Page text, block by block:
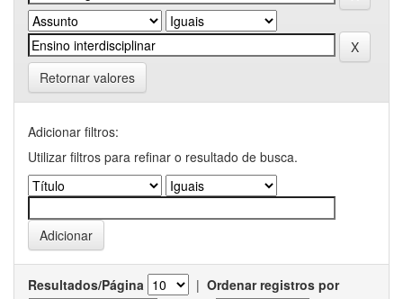
Retornar valores
Adicionar filtros:
Utilizar filtros para refinar o resultado de busca.
Resultados/Página | Ordenar registros por